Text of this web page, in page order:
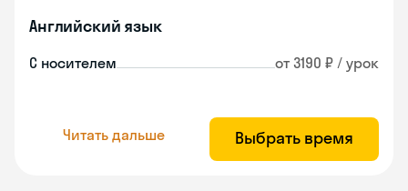
Английский язык
С носителем от 3190 ₽ / урок
Читать дальше Выбрать время